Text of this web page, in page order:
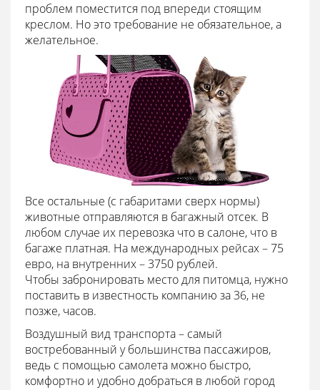
проблем поместится под впереди стоящим
креслом. Но это требование не обязательное, а
желательное.
Все остальные (с габаритами сверх нормы)
животные отправляются в багажный отсек. В
любом случае их перевозка что в салоне, что в
багаже платная. На международных рейсах – 75
евро, на внутренних – 3750 рублей.
Чтобы забронировать место для питомца, нужно
поставить в известность компанию за 36, не
позже, часов.
Воздушный вид транспорта – самый
востребованный у большинства пассажиров,
ведь с помощью самолета можно быстро,
комфортно и удобно добраться в любой город